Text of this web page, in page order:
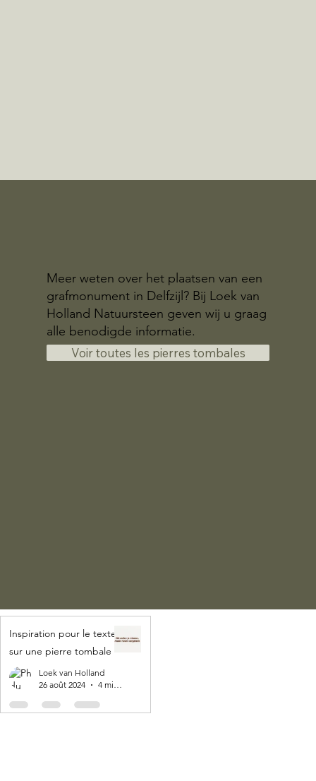
Meer weten over het plaatsen van een
grafmonument in Delfzijl? Bij Loek van
Holland Natuursteen geven wij u graag
alle benodigde informatie.
Voir toutes les pierres tombales
Inspiration pour le texte
sur une pierre tombale
Loek van Holland
26 août 2024
4 min de lecture